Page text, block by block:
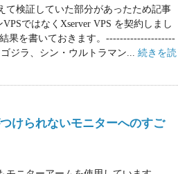
検証していた部分があったため記事
ではなくXserver VPS を契約しまし
結果を書いておきます。--------------------
ジラ、シン・ウルトラマン... 続きを読
けられないモニターへのすご